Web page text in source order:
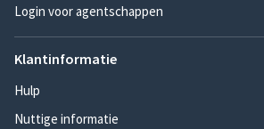
Login voor agentschappen
Klantinformatie
Hulp
Nuttige informatie